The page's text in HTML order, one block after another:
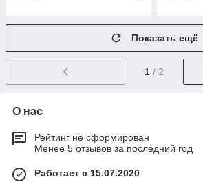
Показать ещё
1 / 2
О нас
Рейтинг не сформирован
Менее 5 отзывов за последний год
Работает с 15.07.2020